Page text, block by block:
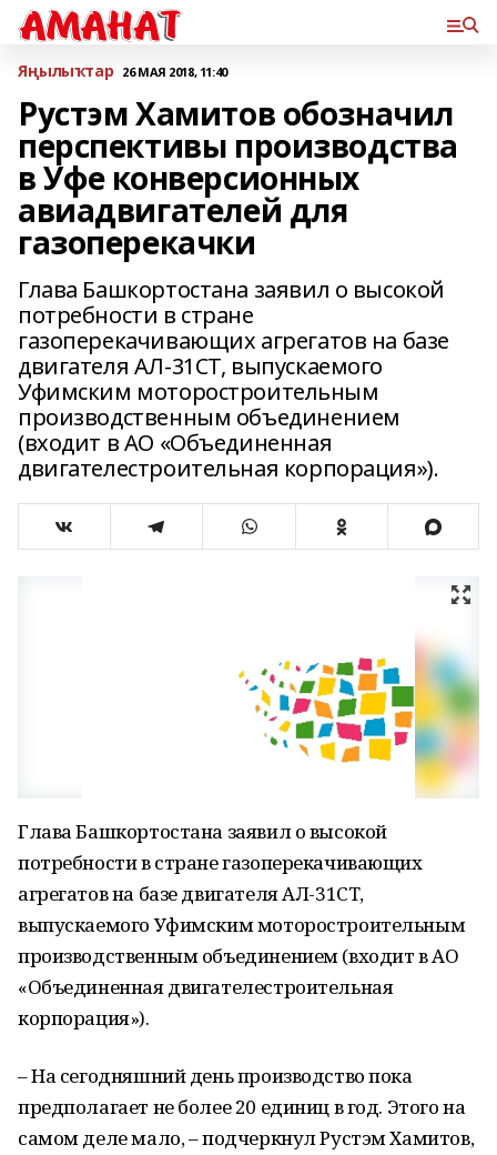
Яңылыҡтар 26 МАЯ 2018, 11:40
Рустэм Хамитов обозначил
перспективы производства
в Уфе конверсионных
авиадвигателей для
газоперекачки
Глава Башкортостана заявил о высокой
потребности в стране
газоперекачивающих агрегатов на базе
двигателя АЛ-31СТ, выпускаемого
Уфимским моторостроительным
производственным объединением
(входит в АО «Объединенная
двигателестроительная корпорация»).
Глава Башкортостана заявил о высокой
потребности в стране газоперекачивающих
агрегатов на базе двигателя АЛ-31СТ,
выпускаемого Уфимским моторостроительным
производственным объединением (входит в АО
«Объединенная двигателестроительная
корпорация»).
– На сегодняшний день производство пока
предполагает не более 20 единиц в год. Этого на
самом деле мало, – подчеркнул Рустэм Хамитов,